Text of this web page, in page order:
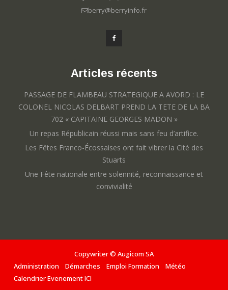
berry@berryinfo.fr
Articles récents
PASSAGE DE FLAMBEAU STRATEGIQUE A AVORD : LE
COLONEL NICOLAS DELBART PREND LA TETE DE LA BA
702 « CAPITAINE GEORGES MADON »
Un repas Républicain réussi mais sans feu d’artifice.
Les Fêtes Franco-Écossaises ont fait vibrer la Cité des
Stuarts
Une Fête nationale entre solennité, reconnaissance et
convivialité
Copywriter © Augicom SA
Administration
Démarches Emploi Formation
Météo
Calendrier Evenement ICI